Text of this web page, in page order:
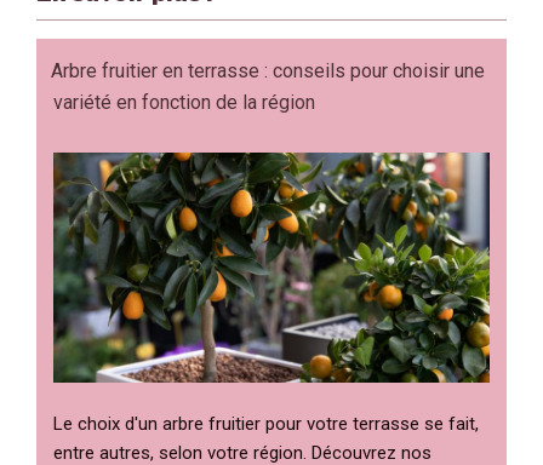
Arbre fruitier en terrasse : conseils pour choisir une
variété en fonction de la région
Le choix d'un arbre fruitier pour votre terrasse se fait,
entre autres, selon votre région. Découvrez nos